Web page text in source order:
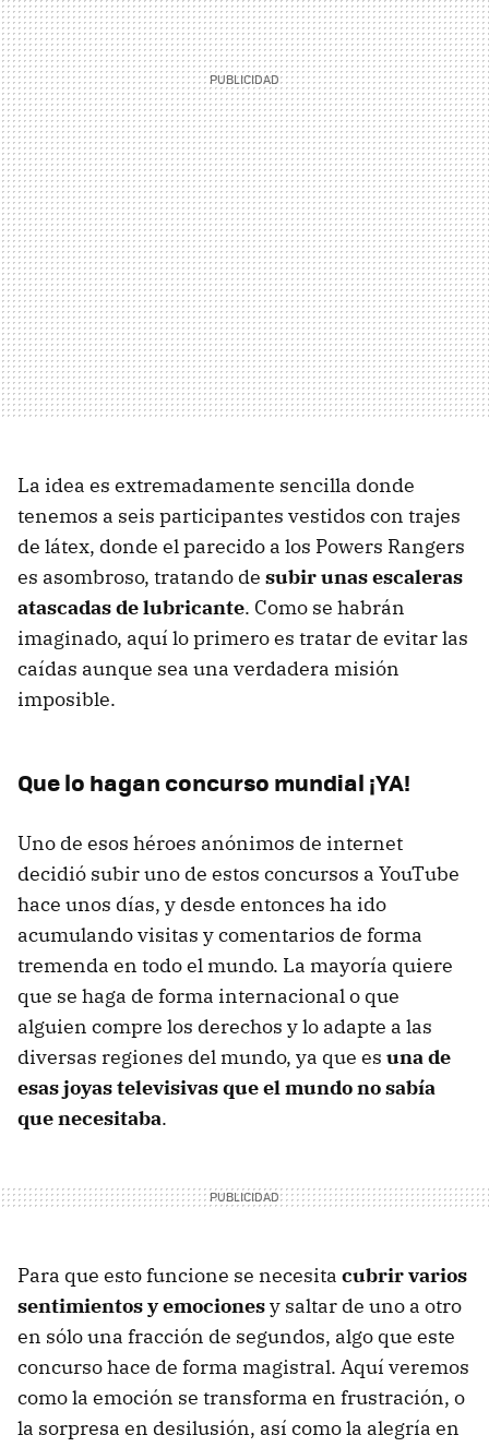
La idea es extremadamente sencilla donde
tenemos a seis participantes vestidos con trajes
de látex, donde el parecido a los Powers Rangers
es asombroso, tratando de subir unas escaleras
atascadas de lubricante. Como se habrán
imaginado, aquí lo primero es tratar de evitar las
caídas aunque sea una verdadera misión
imposible.
Que lo hagan concurso mundial ¡YA!
Uno de esos héroes anónimos de internet
decidió subir uno de estos concursos a YouTube
hace unos días, y desde entonces ha ido
acumulando visitas y comentarios de forma
tremenda en todo el mundo. La mayoría quiere
que se haga de forma internacional o que
alguien compre los derechos y lo adapte a las
diversas regiones del mundo, ya que es una de
esas joyas televisivas que el mundo no sabía
que necesitaba.
Para que esto funcione se necesita cubrir varios
sentimientos y emocionesy saltar de uno a otro
en sólo una fracción de segundos, algo que este
concurso hace de forma magistral. Aquí veremos
como la emoción se transforma en frustración, o
la sorpresa en desilusión, así como la alegría en